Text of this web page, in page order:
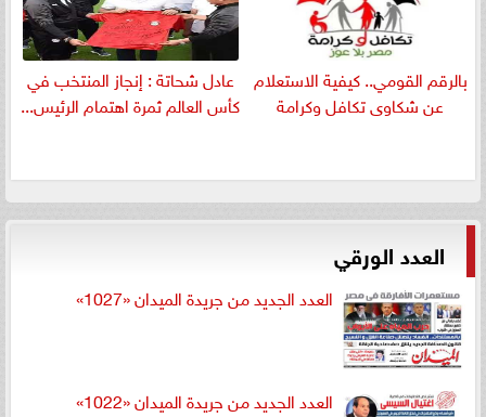
بالرقم القومي.. كيفية الاستعلام
عن شكاوى تكافل وكرامة
عادل شحاتة : إنجاز المنتخب في
كأس العالم ثمرة اهتمام الرئيس...
العدد الورقي
العدد الجديد من جريدة الميدان «1027»
العدد الجديد من جريدة الميدان «1022»